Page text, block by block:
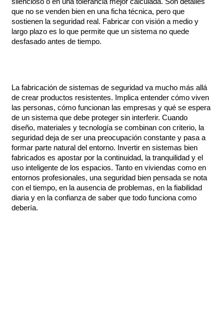
que no se venden bien en una ficha técnica, pero que
sostienen la seguridad real. Fabricar con visión a medio y
largo plazo es lo que permite que un sistema no quede
desfasado antes de tiempo.
La fabricación de sistemas de seguridad va mucho más allá
de crear productos resistentes. Implica entender cómo viven
las personas, cómo funcionan las empresas y qué se espera
de un sistema que debe proteger sin interferir. Cuando
diseño, materiales y tecnología se combinan con criterio, la
seguridad deja de ser una preocupación constante y pasa a
formar parte natural del entorno. Invertir en sistemas bien
fabricados es apostar por la continuidad, la tranquilidad y el
uso inteligente de los espacios. Tanto en viviendas como en
entornos profesionales, una seguridad bien pensada se nota
con el tiempo, en la ausencia de problemas, en la fiabilidad
diaria y en la confianza de saber que todo funciona como
debería.